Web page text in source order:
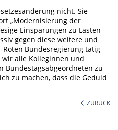
nicht. Sie
„Modernisierung der
Einsparungen zu Lasten
gegen diese weitere und
Bundesregierung tätig
alle Kolleginnen und
Bundestagsabgeordneten zu
zu machen, dass die Geduld
ZURÜCK